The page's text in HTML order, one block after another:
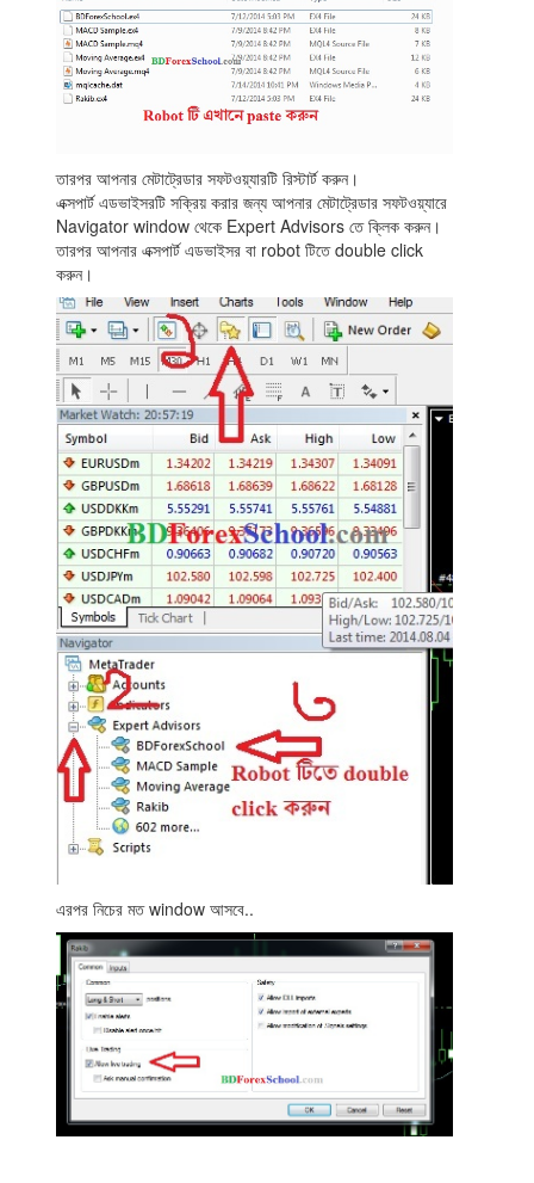
তারপর আপনার মেটাট্রেডার সফটওয়্যারটি রিস্টার্ট করুন।
এক্সপার্ট এডভাইসরটি সক্রিয় করার জন্য আপনার মেটাট্রেডার সফটওয়্যারে
Navigator window থেকে Expert Advisors তে ক্লিক করুন।
তারপর আপনার এক্সপার্ট এডভাইসর বা robot টিতে double click
করুন।
এরপর নিচের মত window আসবে..